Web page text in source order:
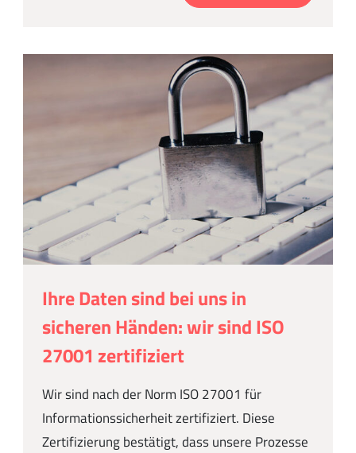
Ihre Daten sind bei uns in
sicheren Händen: wir sind ISO
27001 zertifiziert
Wir sind nach der Norm ISO 27001 für
Informationssicherheit zertifiziert. Diese
Zertifizierung bestätigt, dass unsere Prozesse